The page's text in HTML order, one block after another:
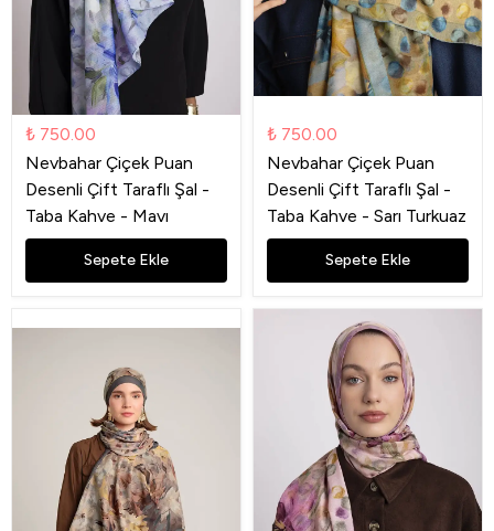
₺ 750.00
Nevbahar Çiçek Puan
Desenli Çift Taraflı Şal -
Taba Kahve - Mavı
Sepete Ekle
₺ 750.00
Nevbahar Çiçek Puan
Desenli Çift Taraflı Şal -
Taba Kahve - Sarı Turkuaz
Sepete Ekle